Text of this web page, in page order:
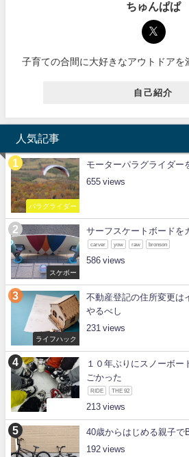
ちゅんぱぱ
子育ての合間に大好きなアウトドアを
自己紹介
人気記事
パラグライダー
モーターパラグライダー
655
スケボー
サーフスケートボードを
carver yow raw bronson
586
ライフハック
不動産登記の住所変更は
やるべし
231
１０年ぶりにスノーボー
ごかった
RIDE THE 92
213
40歳からはじめる親子で
192